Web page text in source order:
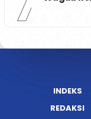
INDEKS
REDAKSI